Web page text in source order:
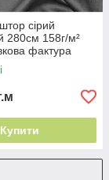
сірий
280см 158г/м²
фактура
Купити